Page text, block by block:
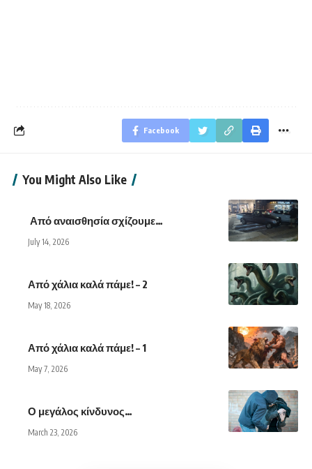
Facebook
You Might Also Like
Από αναισθησία σχίζουμε…
July 14, 2026
Από χάλια καλά πάμε! – 2
May 18, 2026
Από χάλια καλά πάμε! – 1
May 7, 2026
Ο μεγάλος κίνδυνος…
March 23, 2026